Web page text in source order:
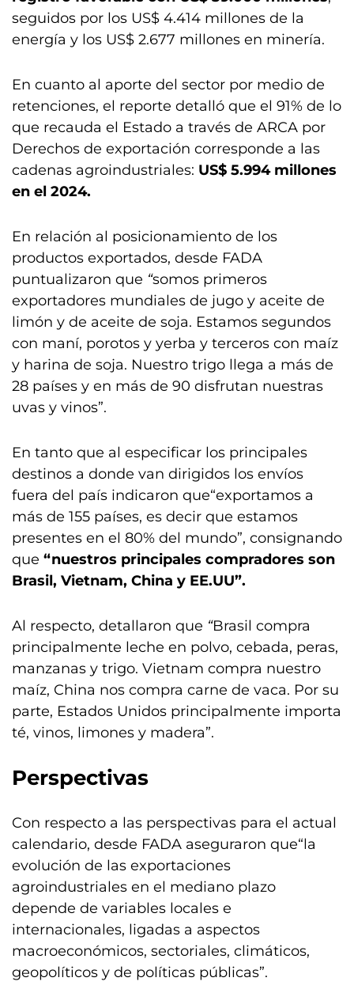
seguidos por los US$ 4.414 millones de la
energía y los US$ 2.677 millones en minería.
En cuanto al aporte del sector por medio de
retenciones, el reporte detalló que el 91% de lo
que recauda el Estado a través de ARCA por
Derechos de exportación corresponde a las
cadenas agroindustriales: US$ 5.994 millones
en el 2024.
En relación al posicionamiento de los
productos exportados, desde FADA
puntualizaron que “somos primeros
exportadores mundiales de jugo y aceite de
limón y de aceite de soja. Estamos segundos
con maní, porotos y yerba y terceros con maíz
y harina de soja. Nuestro trigo llega a más de
28 países y en más de 90 disfrutan nuestras
uvas y vinos”.
En tanto que al especificar los principales
destinos a donde van dirigidos los envíos
fuera del país indicaron que“exportamos a
más de 155 países, es decir que estamos
presentes en el 80% del mundo”, consignando
que “nuestros principales compradores son
Brasil, Vietnam, China y EE.UU”.
Al respecto, detallaron que “Brasil compra
principalmente leche en polvo, cebada, peras,
manzanas y trigo. Vietnam compra nuestro
maíz, China nos compra carne de vaca. Por su
parte, Estados Unidos principalmente importa
té, vinos, limones y madera”.
Perspectivas
Con respecto a las perspectivas para el actual
calendario, desde FADA aseguraron que“la
evolución de las exportaciones
agroindustriales en el mediano plazo
depende de variables locales e
internacionales, ligadas a aspectos
macroeconómicos, sectoriales, climáticos,
geopolíticos y de políticas públicas”.